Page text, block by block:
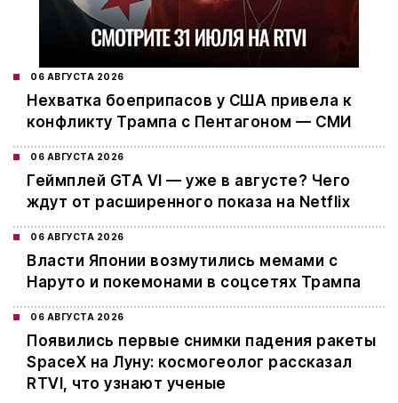
06 АВГУСТА 2026
Нехватка боеприпасов у США привела к
конфликту Трампа с Пентагоном — СМИ
06 АВГУСТА 2026
Геймплей GTA VI — уже в августе? Чего
ждут от расширенного показа на Netflix
06 АВГУСТА 2026
Власти Японии возмутились мемами с
Наруто и покемонами в соцсетях Трампа
06 АВГУСТА 2026
Появились первые снимки падения ракеты
SpaceX на Луну: космогеолог рассказал
RTVI, что узнают ученые